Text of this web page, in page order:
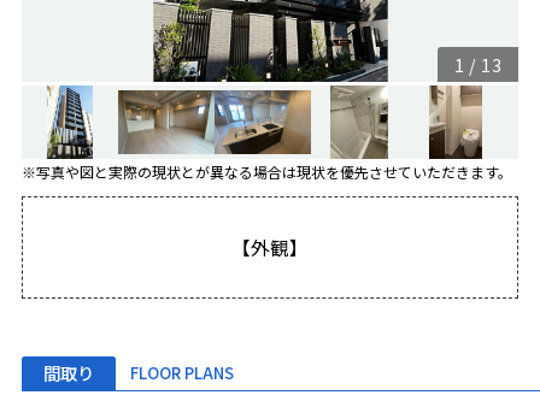
1 / 13
※写真や図と実際の現状とが異なる場合は現状を優先させていただきます。
【外観】
間取り FLOOR PLANS